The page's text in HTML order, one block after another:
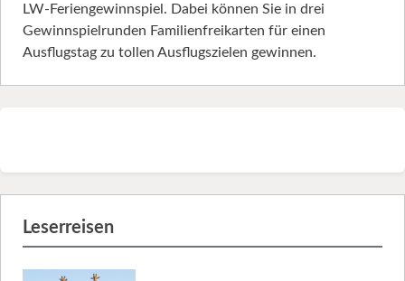
LW-Feriengewinnspiel. Dabei können Sie in drei
Gewinnspielrunden Familienfreikarten für einen
Ausflugstag zu tollen Ausflugszielen gewinnen.
Leserreisen